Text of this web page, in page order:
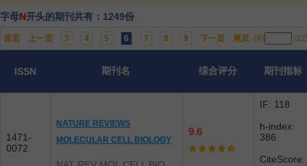
字母N开头的期刊共有：1249份
首页 上一页 3 4 5 6 7 8 9 下一页 尾页 (到 /
ISSN 期刊名 综合评分 期刊指标
1471-
0072
NATURE REVIEWS
MOLECULAR CELL BIOLOGY
9.6
IF: 118
h-index:
386
CiteScore: